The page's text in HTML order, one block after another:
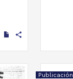
share
Publicación